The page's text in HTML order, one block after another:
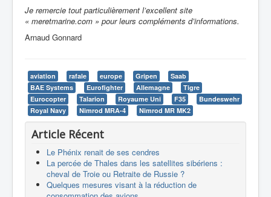
Je remercie tout particulièrement l’excellent site
« meretmarine.com » pour leurs compléments d’informations.
Arnaud Gonnard
aviation rafale europe Gripen
Saab
BAE Systems
Eurofighter Allemagne
Tigre
Eurocopter
Talarion Royaume Uni F35
Bundeswehr
Royal Navy
Nimrod MRA-4 Nimrod MR MK2
Article Récent
Le Phénix renait de ses cendres
La percée de Thales dans les satellites sibériens :
cheval de Troie ou Retraite de Russie ?
Quelques mesures visant à la réduction de